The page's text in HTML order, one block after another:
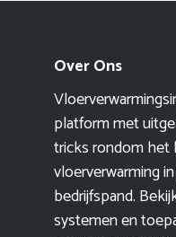
Over Ons
platform met
tricks rondom het
vloerverwarming
bedrijfspand.
systemen en